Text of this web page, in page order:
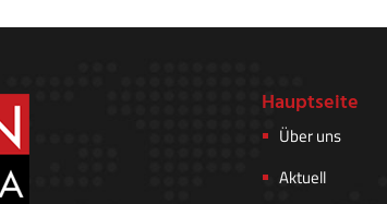
Hauptseite
Über uns
Aktuell